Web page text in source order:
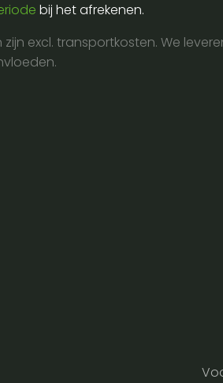
bij het afrekenen.
zijn excl. transportkosten. We